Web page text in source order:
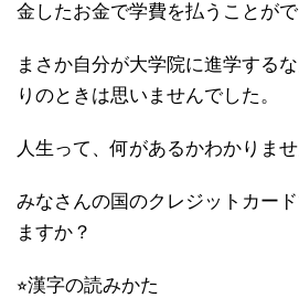
金したお金で学費を払うことがで
まさか自分が大学院に進学する
りのときは思いませんでした。
人生って、何があるかわかりませ
みなさんの国のクレジットカー
ますか？
⭐︎漢字の読みかた